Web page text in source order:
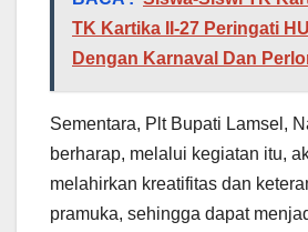
TK Kartika II-27 Peringati
Dengan Karnaval Dan
Sementara, Plt Bupati Lamsel,
berharap, melalui kegiatan itu,
melahirkan kreatifitas dan
pramuka, sehingga dapat